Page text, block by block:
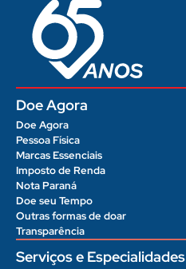
Doe Agora
Doe Agora
Pessoa Física
Marcas Essenciais
Imposto de Renda
Nota Paraná
Doe seu Tempo
Outras formas de doar
Transparência
Serviços e Especialidades